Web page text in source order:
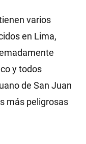
tienen varios
en Lima,
y todos
de San Juan
más peligrosas